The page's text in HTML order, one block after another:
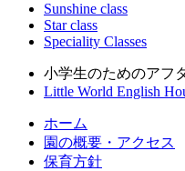
Sunshine class
Star class
Speciality Classes
小学生のためのアフ
Little World English
ホーム
園の概要・アクセス
保育方針